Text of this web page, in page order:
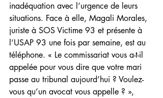
inadéquation avec l’urgence de leurs
situations. Face à elle, Magali Morales,
juriste à SOS Victime 93 et présente à
l’USAP 93 une fois par semaine, est au
téléphone. « Le commissariat vous a-t-il
appelée pour vous dire que votre mari
passe au tribunal aujourd’hui ? Voulez-
vous qu’un avocat vous appelle ? »,